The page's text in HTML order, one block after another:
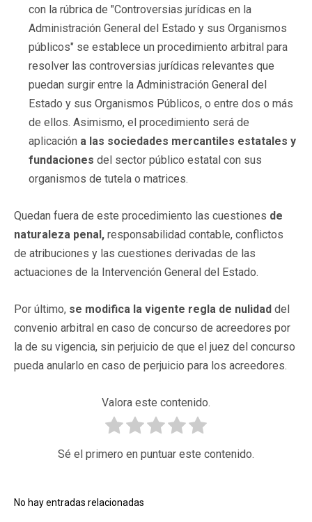
con la rúbrica de "Controversias jurídicas en la
Administración General del Estado y sus Organismos
públicos" se establece un procedimiento arbitral para
resolver las controversias jurídicas relevantes que
puedan surgir entre la Administración General del
Estado y sus Organismos Públicos, o entre dos o más
de ellos. Asimismo, el procedimiento será de
aplicación a las sociedades mercantiles estatales y
fundaciones del sector público estatal con sus
organismos de tutela o matrices.
Quedan fuera de este procedimiento las cuestiones de
naturaleza penal, responsabilidad contable, conflictos
de atribuciones y las cuestiones derivadas de las
actuaciones de la Intervención General del Estado.
Por último, se modifica la vigente regla de nulidad del
convenio arbitral en caso de concurso de acreedores por
la de su vigencia, sin perjuicio de que el juez del concurso
pueda anularlo en caso de perjuicio para los acreedores.
Valora este contenido.
Sé el primero en puntuar este contenido.
No hay entradas relacionadas